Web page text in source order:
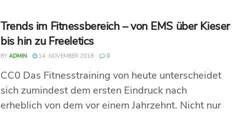
Trends im Fitnessbereich – von EMS über Kieser
bis hin zu Freeletics
BY ADMIN 14. NOVEMBER 2018 0
CC0 Das Fitnesstraining von heute unterscheidet
sich zumindest dem ersten Eindruck nach
erheblich von dem vor einem Jahrzehnt. Nicht nur